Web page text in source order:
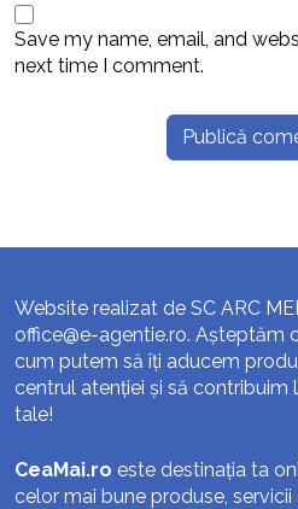
Save my name, email, and
next time I comment.
Website realizat de SC ARC
office@e-agentie.ro. Așteptăm
cum putem să îți aducem
centrul atenției și să contribuim
tale!
CeaMai.ro este destinația ta
celor mai bune produse,